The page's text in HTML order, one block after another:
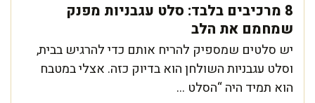
8 מרכיבים בלבד: סלט עגבניות מפנק
שמחמם את הלב
יש סלטים שמספיק להריח אותם כדי להרגיש בבית,
וסלט עגבניות השולחן הוא בדיוק כזה. אצלי במטבח
הוא תמיד היה “הסלט ...